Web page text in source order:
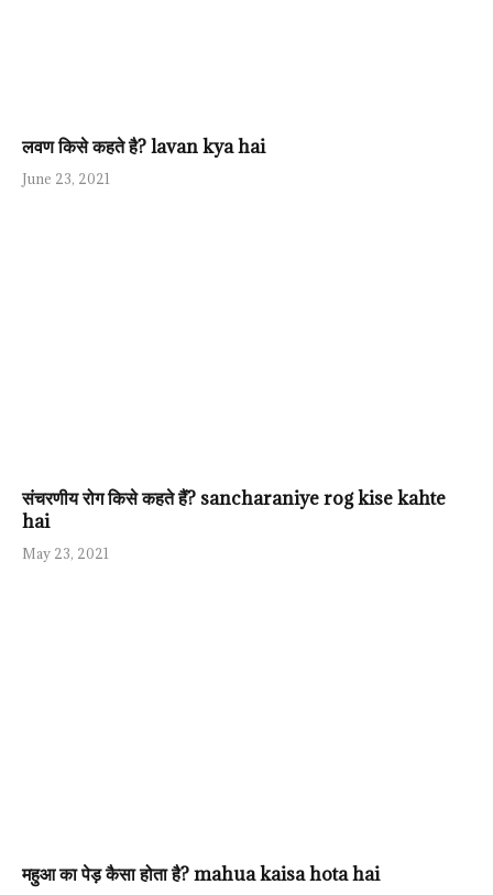
लवण किसे कहते है? lavan kya hai
June 23, 2021
संचरणीय रोग किसे कहते हैं? sancharaniye rog kise kahte
hai
May 23, 2021
महुआ का पेड़ कैसा होता है? mahua kaisa hota hai